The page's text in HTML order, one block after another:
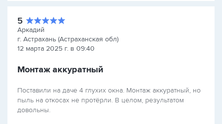
5
Аркадий
г. Астрахань (Астраханская обл)
12 марта 2025 г. в 09:40
Монтаж аккуратный
Поставили на даче 4 глухих окна. Монтаж аккуратный, но
пыль на откосах не протёрли. В целом, результатом
довольны.